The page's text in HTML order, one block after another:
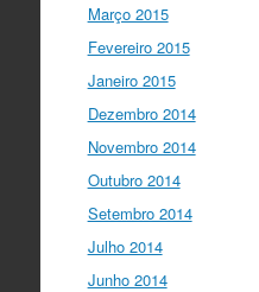
Março 2015
Fevereiro 2015
Janeiro 2015
Dezembro 2014
Novembro 2014
Outubro 2014
Setembro 2014
Julho 2014
Junho 2014